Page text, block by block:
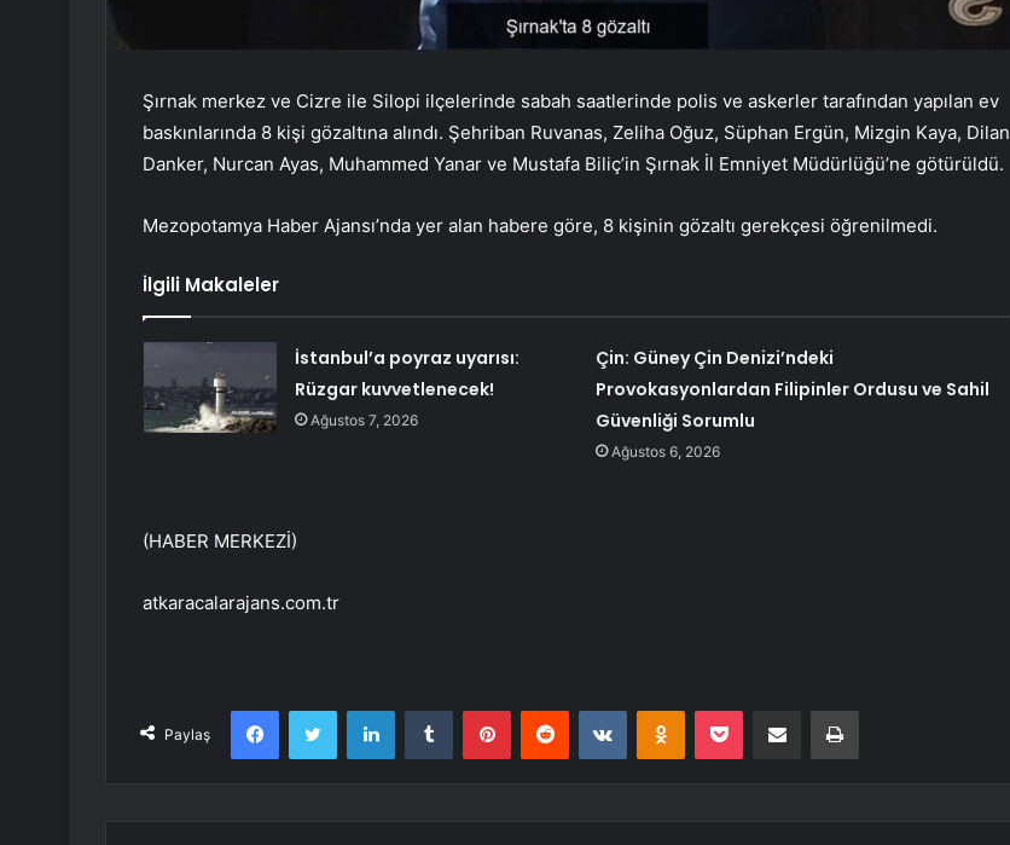
Şırnak merkez ve Cizre ile Silopi ilçelerinde sabah saatlerinde polis ve askerler tarafından yapılan ev
baskınlarında 8 kişi gözaltına alındı. Şehriban Ruvanas, Zeliha Oğuz, Süphan Ergün, Mizgin Kaya, Dilan
Danker, Nurcan Ayas, Muhammed Yanar ve Mustafa Biliç’in Şırnak İl Emniyet Müdürlüğü’ne götürüldü.
Mezopotamya Haber Ajansı’nda yer alan habere göre, 8 kişinin gözaltı gerekçesi öğrenilmedi.
İlgili Makaleler
İstanbul’a poyraz uyarısı:
Rüzgar kuvvetlenecek!
Ağustos 7, 2026
Çin: Güney Çin Denizi’ndeki
Provokasyonlardan Filipinler Ordusu ve Sahil
Güvenliği Sorumlu
Ağustos 6, 2026
(HABER MERKEZİ)
atkaracalarajans.com.tr
Paylaş
FacebookTwitter LinkedInTumblr PinterestReddit VKontakteOdnoklassniki
Pocket E-Posta ile paylaş Yazdır